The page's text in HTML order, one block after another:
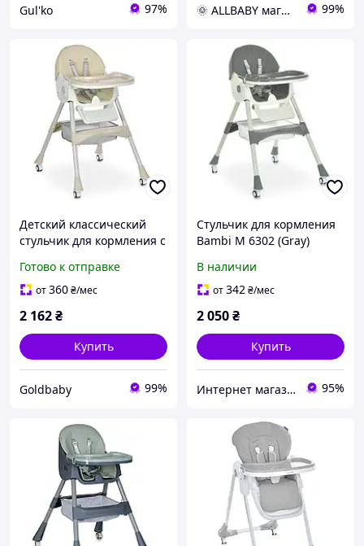
Gul'ko 97% 🌞 ALLBABY магазин товаров для детей 99%
Детский классический
стульчик для кормления с
девочки (M 6302 Beige)
Готово к отправке
от360₴/мес
2 162₴
Купить
Goldbaby 99%
Стульчик для кормления
Bambi M 6302 (Gray)
и пластика, с колесиками
В наличии
от342₴/мес
2 050₴
Купить
Интернет магазин детских товаров Sophie-shop 95%